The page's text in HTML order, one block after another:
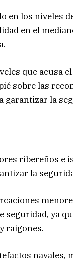
en los niveles
en el
que acusa
sobre las
la
ribereños e
la
seguridad, ya
raigones.